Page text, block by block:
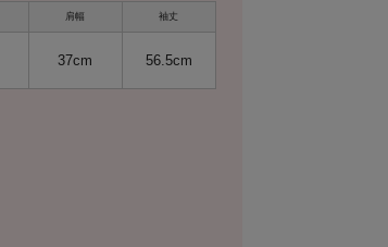
肩幅 袖丈
37cm 56.5cm